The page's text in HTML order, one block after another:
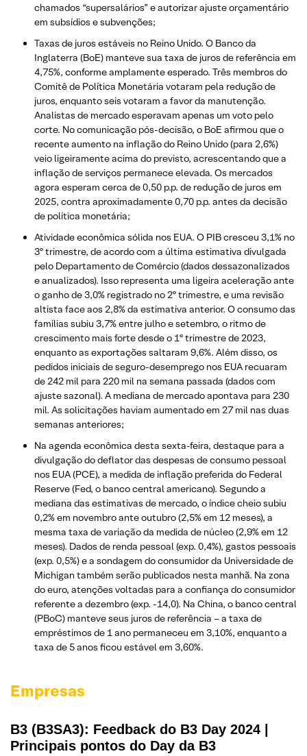
chamados “supersalários” e autorizar ajuste orçamentário
em subsídios e subvenções;
Taxas de juros estáveis no Reino Unido. O Banco da
Inglaterra (BoE) manteve sua taxa de juros de referência em
4,75%, conforme amplamente esperado. Três membros do
Comitê de Política Monetária votaram pela redução de
juros, enquanto seis votaram a favor da manutenção.
Analistas de mercado esperavam apenas um voto pelo
corte. No comunicação pós-decisão, o BoE afirmou que o
recente aumento na inflação do Reino Unido (para 2,6%)
veio ligeiramente acima do previsto, acrescentando que a
inflação de serviços permanece elevada. Os mercados
agora esperam cerca de 0,50 p.p. de redução de juros em
2025, contra aproximadamente 0,70 p.p. antes da decisão
de política monetária;
Atividade econômica sólida nos EUA. O PIB cresceu 3,1% no
3º trimestre, de acordo com a última estimativa divulgada
pelo Departamento de Comércio (dados dessazonalizados
e anualizados). Isso representa uma ligeira aceleração ante
o ganho de 3,0% registrado no 2º trimestre, e uma revisão
altista face aos 2,8% da estimativa anterior. O consumo das
famílias subiu 3,7% entre julho e setembro, o ritmo de
crescimento mais forte desde o 1º trimestre de 2023,
enquanto as exportações saltaram 9,6%. Além disso, os
pedidos iniciais de seguro-desemprego nos EUA recuaram
de 242 mil para 220 mil na semana passada (dados com
ajuste sazonal). A mediana de mercado apontava para 230
mil. As solicitações haviam aumentado em 27 mil nas duas
semanas anteriores;
Na agenda econômica desta sexta-feira, destaque para a
divulgação do deflator das despesas de consumo pessoal
nos EUA (PCE), a medida de inflação preferida do Federal
Reserve (Fed, o banco central americano). Segundo a
mediana das estimativas de mercado, o índice cheio subiu
0,2% em novembro ante outubro (2,5% em 12 meses), a
mesma taxa de variação da medida de núcleo (2,9% em 12
meses). Dados de renda pessoal (exp. 0,4%), gastos pessoais
(exp. 0,5%) e a sondagem do consumidor da Universidade de
Michigan também serão publicados nesta manhã. Na zona
do euro, atenções voltadas para a confiança do consumidor
referente a dezembro (exp. -14,0). Na China, o banco central
(PBoC) manteve seus juros de referência – a taxa de
empréstimos de 1 ano permaneceu em 3,10%, enquanto a
taxa de 5 anos ficou estável em 3,60%.
Empresas
B3 (B3SA3): Feedback do B3 Day 2024 |
Principais pontos do Day da B3